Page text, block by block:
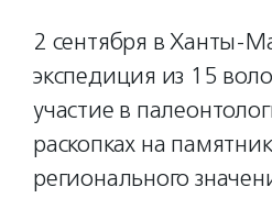
2 сентября в Ханты-
экспедиция из 15
участие в
раскопках на
регионального